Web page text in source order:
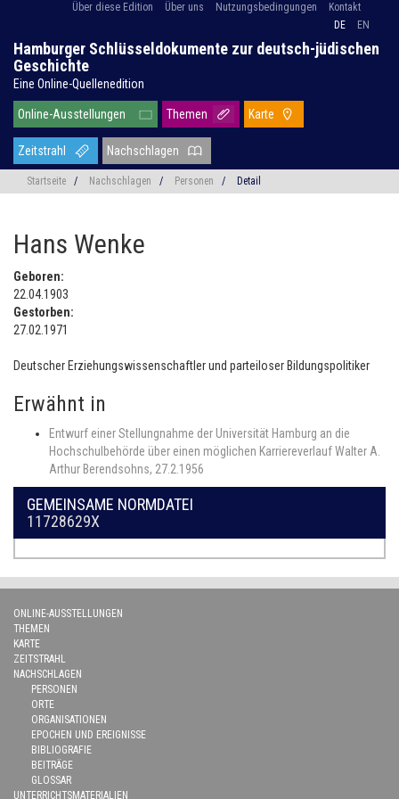
Über diese Edition Über uns Nutzungsbedingungen
Kontakt
DE
EN
Hamburger Schlüsseldokumente zur deutsch-jüdischen
Geschichte
Eine Online-Quellenedition
Online-Ausstellungen Themen Karte
Zeitstrahl Nachschlagen
Startseite / Nachschlagen / Personen / Detail
Hans Wenke
Geboren:
22.04.1903
Gestorben:
27.02.1971
Deutscher Erziehungswissenschaftler und parteiloser Bildungspolitiker
Erwähnt in
Entwurf einer Stellungnahme der Universität Hamburg an die
Hochschulbehörde über einen möglichen Karriereverlauf Walter A.
Arthur Berendsohns, 27.2.1956
GEMEINSAME NORMDATEI
11728629X
ONLINE-AUSSTELLUNGEN
THEMEN
KARTE
ZEITSTRAHL
NACHSCHLAGEN
PERSONEN
ORTE
ORGANISATIONEN
EPOCHEN UND EREIGNISSE
BIBLIOGRAFIE
BEITRÄGE
GLOSSAR
UNTERRICHTSMATERIALIEN